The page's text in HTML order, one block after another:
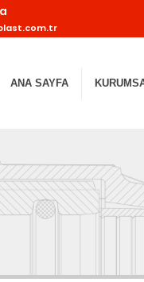
ANA SAYFA